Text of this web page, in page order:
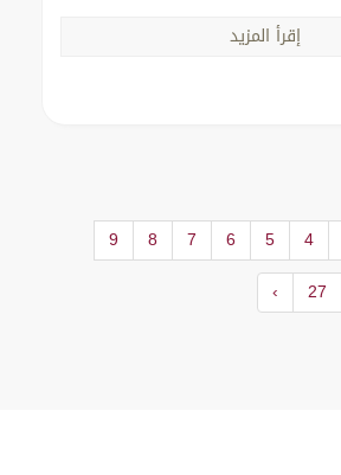
إقرأ المزيد
4
5
6
7
8
9
27
›